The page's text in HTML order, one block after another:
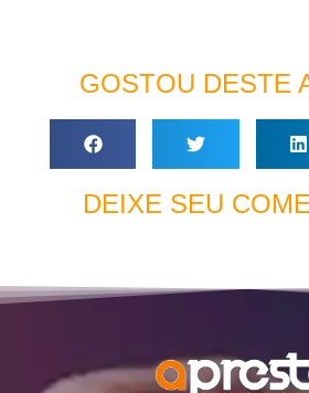
GOSTOU DESTE
DEIXE SEU